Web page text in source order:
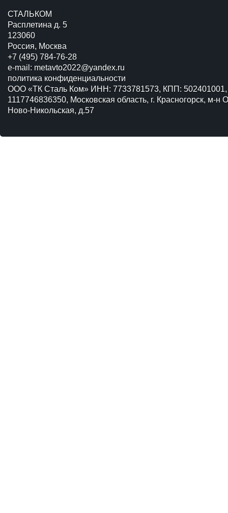
СТАЛЬКОМ
Расплетина д. 5
123060
Россия, Москва
+7 (495) 784-76-28
e-mail: metavto2022@yandex.ru
политика конфиденциальности
ООО «ТК Сталь Ком» ИНН: 7733781573, КПП:
1117746836350, Московская область, г. Красногорск, м-н
Ново-Никольская, д.57